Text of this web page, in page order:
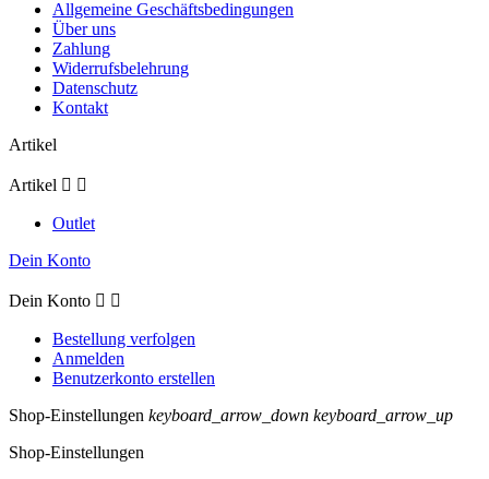
Allgemeine Geschäftsbedingungen
Über uns
Zahlung
Widerrufsbelehrung
Datenschutz
Kontakt
Artikel
Artikel  
Outlet
Dein Konto
Dein Konto  
Bestellung verfolgen
Anmelden
Benutzerkonto erstellen
Shop-Einstellungen keyboard_arrow_down keyboard_arrow_up
Shop-Einstellungen